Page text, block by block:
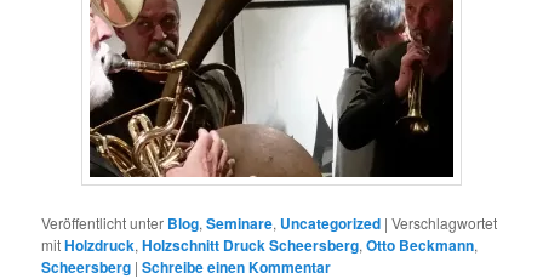
Veröffentlicht unter Blog,Seminare, Uncategorized |Verschlagwortet
mitHolzdruck,Holzschnitt Druck Scheersberg,Otto Beckmann,
Scheersberg |Schreibe einen Kommentar